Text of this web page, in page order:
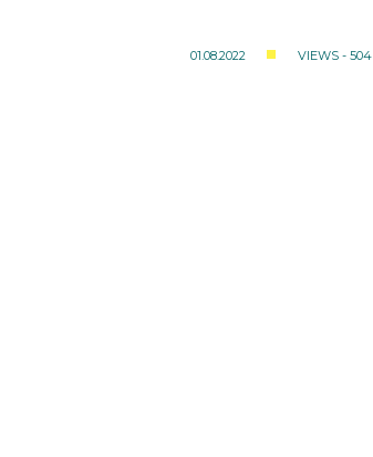
01.08.2022 VIEWS - 504